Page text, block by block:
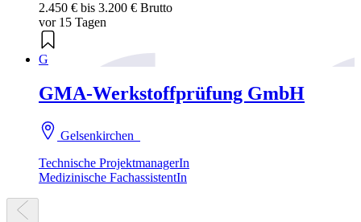
2.450 € bis 3.200 € Brutto
vor 15 Tagen
G
GMA-Werkstoffprüfung GmbH
Gelsenkirchen
Technische ProjektmanagerIn
Medizinische FachassistentIn